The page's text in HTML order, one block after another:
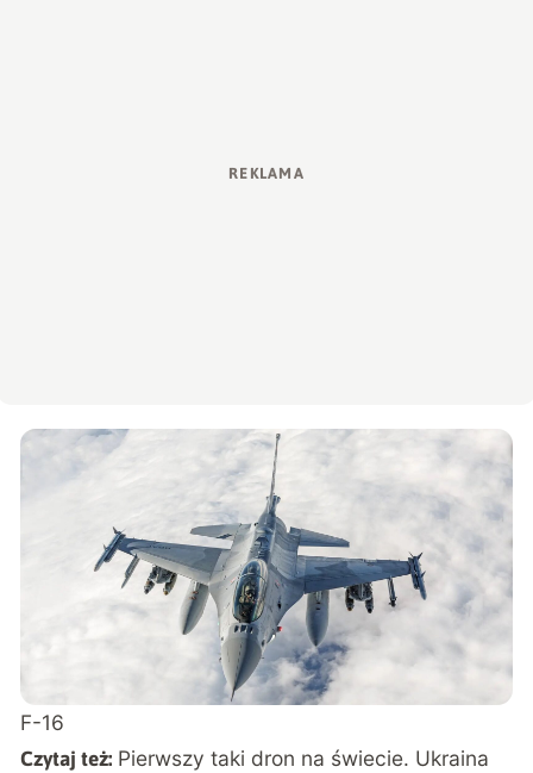
F-16
Czytaj też: Pierwszy taki dron na świecie. Ukraina